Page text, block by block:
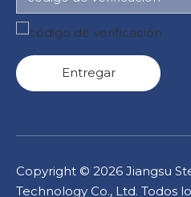
Entregar
Copyright © 2026 Jiangsu
Technology Co., Ltd. Todos